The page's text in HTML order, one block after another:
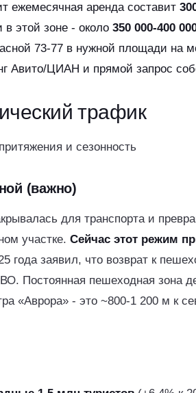
аренда составит
в этой зоне - около 350 000-400
73-77 в нужной площади на
Авито/ЦИАН и прямой запрос
трафик
и сезонность
(важно)
для транспорта и
участке. Сейчас этот режим
года заявил, что возврат к
Постоянная пешеходная зона
«Аврора» - это ~800-1 200 м к